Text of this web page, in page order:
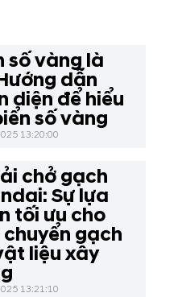
số vàng là
dẫn
diện để hiểu
số vàng
13:20:00
chở gạch
Sự lựa
tối ưu cho
gạch
liệu xây
13:21:10